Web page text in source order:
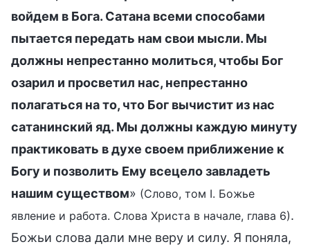
войдем в Бога. Сатана всеми способами
пытается передать нам свои мысли. Мы
должны непрестанно молиться, чтобы Бог
озарил и просветил нас, непрестанно
полагаться на то, что Бог вычистит из нас
сатанинский яд. Мы должны каждую минуту
практиковать в духе своем приближение к
Богу и позволить Ему всецело завладеть
нашим существом» (Слово, том I. Божье
явление и работа. Слова Христа в начале, глава 6).
Божьи слова дали мне веру и силу. Я поняла,